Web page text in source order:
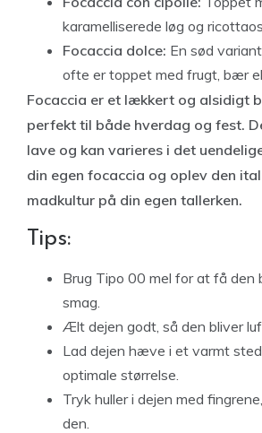
karamelliserede løg og
Focaccia dolce: En sød
ofte er toppet med frugt, bær
Focaccia er et lækkert og alsidigt
perfekt til både hverdag og fest.
lave og kan varieres i det
din egen focaccia og oplev den
madkultur på din egen tallerken.
Tips:
Brug Tipo 00 mel for at få den
smag.
Ælt dejen godt, så den bliver
Lad dejen hæve i et varmt
optimale størrelse.
Tryk huller i dejen med
den.